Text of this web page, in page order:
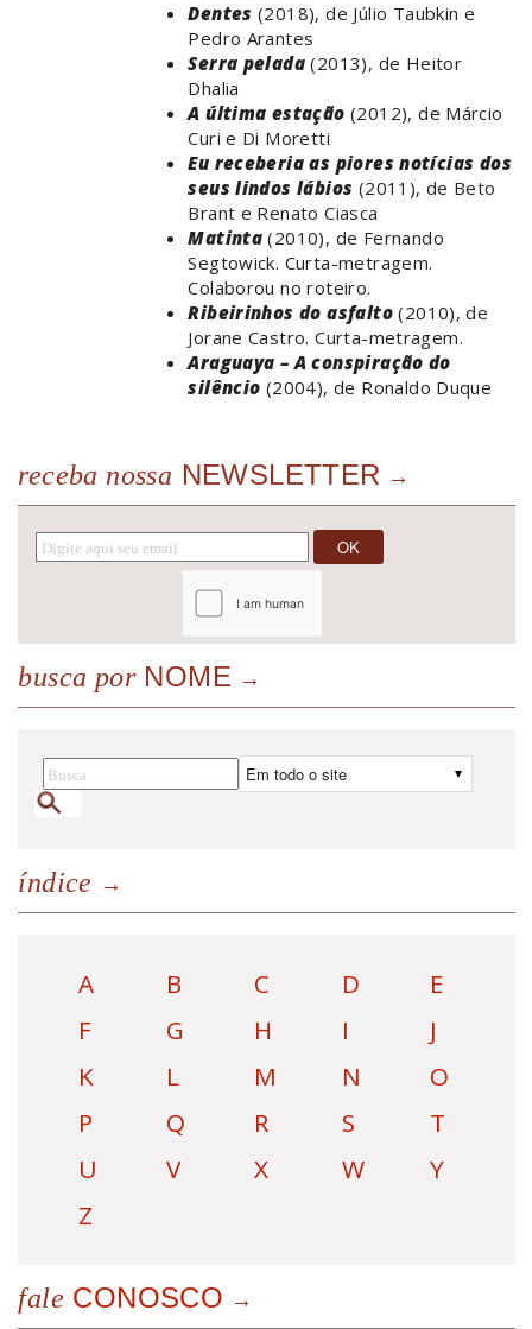
Dentes(2018), de Júlio Taubkin e
Pedro Arantes
Serra pelada (2013), de Heitor
Dhalia
A última estação (2012), de Márcio
Curi e Di Moretti
Eu receberia as piores notícias dos
seus lindos lábios (2011), de Beto
Brant e Renato Ciasca
Matinta (2010), de Fernando
Segtowick. Curta-metragem.
Colaborou no roteiro.
Ribeirinhos do asfalto(2010), de
Jorane Castro. Curta-metragem.
Araguaya – A conspiração do
silêncio (2004), de Ronaldo Duque
receba nossa NEWSLETTER
busca porNOME
índice
A B C D
E
F
G H I
J
K
L M N
O
P
Q R S
T
U
V X W
Y
Z
fale CONOSCO